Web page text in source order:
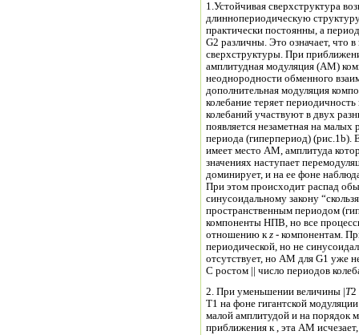
1.Устойчивая сверхструктура возникает при
длиннопериодическую структуру и
практически постоянны, а
G2 различны. Это означает, что
сверхструктуры. При
амплитудная модуляция (АМ)
неоднородности обменного
дополнительная модуляция
колебание теряет
колебаний участвуют в двух
появляется незаметная на
периода (гиперпериод) (рис.1b). Если сравнима с i, то при малых z
имеет место АМ, амплитуда
значениях наступает
доминирует, и на ее фоне
При этом происходит распад
синусоидальному закону
пространственным периодом
компоненты НПВ, но все
отношению кz - компонентам. При T Т1 перемодуляция
периодической, но не
отсутствует, но АМ для G1 уже
С ростом || число периодов
2. При уменьшении величины | T
Т1 на фоне гигантской
малой амплитудой и на порядок
приближения к , эта АМ исчезает,